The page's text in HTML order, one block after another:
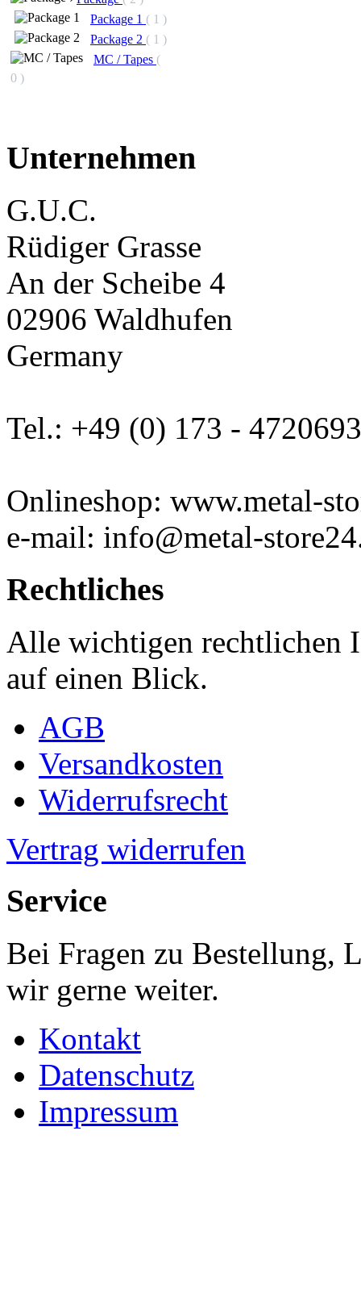
Package 1 ( 1 )
Package 2 ( 1 )
MC / Tapes (
0 )
Unternehmen
G.U.C.
Rüdiger Grasse
An der Scheibe 4
02906 Waldhufen
Germany
Tel.: +49 (0) 173 - 4720693
Onlineshop: www.metal-
e-mail: info@metal-
Rechtliches
Alle wichtigen rechtlichen
auf einen Blick.
AGB
Versandkosten
Widerrufsrecht
Vertrag widerrufen
Service
Bei Fragen zu Bestellung,
wir gerne weiter.
Kontakt
Datenschutz
Impressum